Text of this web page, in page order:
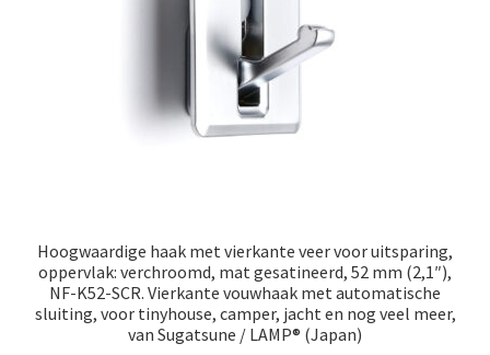
Hoogwaardige haak met vierkante veer voor uitsparing,
oppervlak: verchroomd, mat gesatineerd, 52 mm (2,1″),
NF-K52-SCR. Vierkante vouwhaak met automatische
sluiting, voor tinyhouse, camper, jacht en nog veel meer,
van Sugatsune / LAMP® (Japan)